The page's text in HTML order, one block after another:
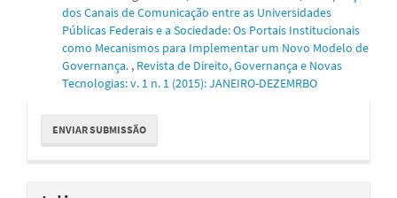
dos Canais de Comunicação entre as Universidades
Públicas Federais e a Sociedade: Os Portais Institucionais
como Mecanismos para Implementar um Novo Modelo de
Governança. , Revista de Direito, Governança e Novas
Tecnologias: v. 1 n. 1 (2015): JANEIRO-DEZEMRBO
Enviar
Submissão
ENVIAR SUBMISSÃO